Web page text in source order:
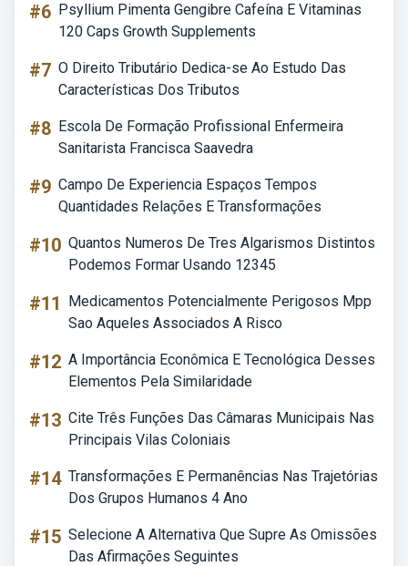
#6 Psyllium Pimenta Gengibre Cafeína E Vitaminas
120 Caps Growth Supplements
#7 O Direito Tributário Dedica-se Ao Estudo Das
Características Dos Tributos
#8 Escola De Formação Profissional Enfermeira
Sanitarista Francisca Saavedra
#9 Campo De Experiencia Espaços Tempos
Quantidades Relações E Transformações
#10 Quantos Numeros De Tres Algarismos Distintos
Podemos Formar Usando 12345
#11
Medicamentos Potencialmente Perigosos Mpp
Sao Aqueles Associados A Risco
#12 A Importância Econômica E Tecnológica Desses
Elementos Pela Similaridade
#13 Cite Três Funções Das Câmaras Municipais Nas
Principais Vilas Coloniais
#14 Transformações E Permanências Nas Trajetórias
Dos Grupos Humanos 4 Ano
#15 Selecione A Alternativa Que Supre As Omissões
Das Afirmações Seguintes